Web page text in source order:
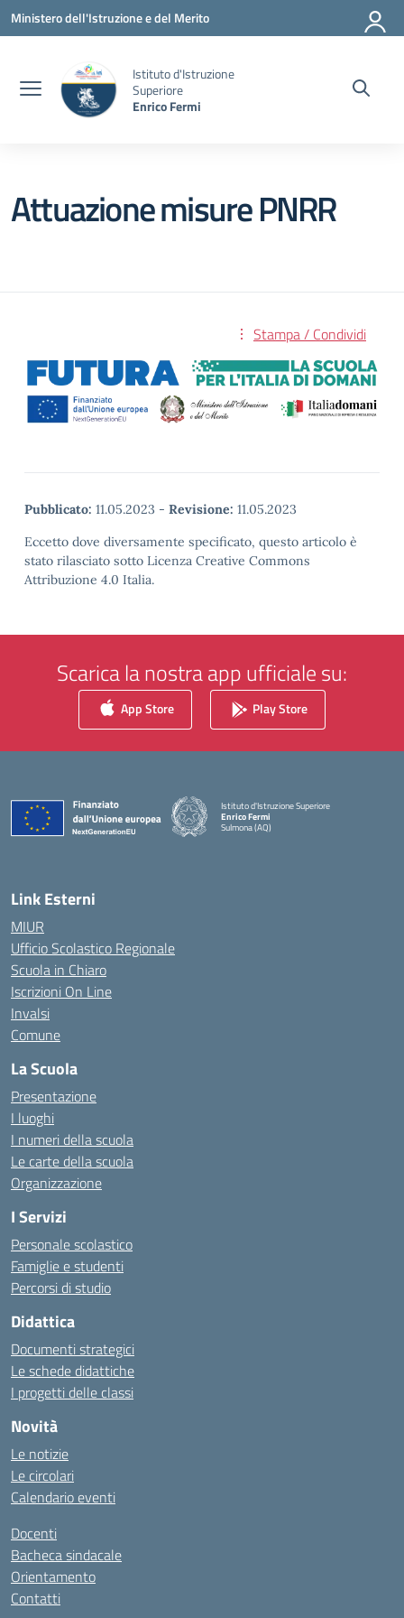
Vai ai contenuti
Vai al menu di navigazione
Vai al footer
Ministero dell'Istruzione e del Merito
Istituto d'Istruzione
Superiore
Enrico Fermi
Attuazione misure PNRR
Stampa / Condividi
Pubblicato: 11.05.2023 - Revisione: 11.05.2023
Eccetto dove diversamente specificato, questo articolo è
stato rilasciato sotto Licenza Creative Commons
Attribuzione 4.0 Italia.
Scarica la nostra app ufficiale su:
App Store Play Store
Istituto d'Istruzione Superiore
Enrico Fermi
Sulmona (AQ)
— Visita la pagina iniziale della scuola
Link Esterni
MIUR
Ufficio Scolastico Regionale
Scuola in Chiaro
Iscrizioni On Line
Invalsi
Comune
La Scuola
Presentazione
I luoghi
I numeri della scuola
Le carte della scuola
Organizzazione
I Servizi
Personale scolastico
Famiglie e studenti
Percorsi di studio
Didattica
Documenti strategici
Le schede didattiche
I progetti delle classi
Novità
Le notizie
Le circolari
Calendario eventi
Docenti
Bacheca sindacale
Orientamento
Contatti